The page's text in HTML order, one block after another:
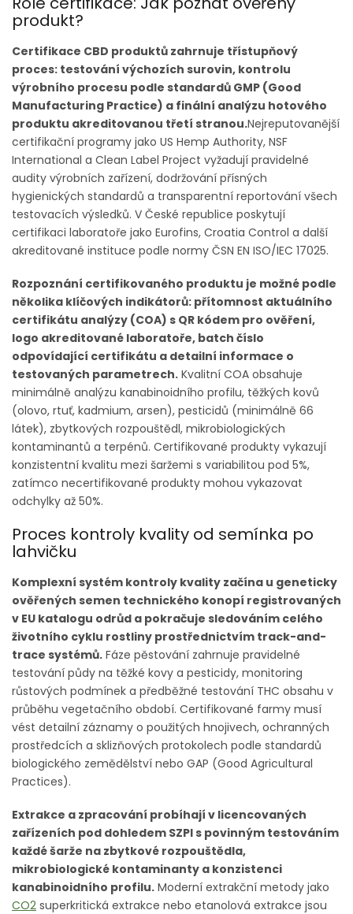
produkt?
Certifikace CBD produktů zahrnuje třístupňový
proces: testování výchozích surovin, kontrolu
výrobního procesu podle standardů GMP (Good
Manufacturing Practice) a finální analýzu hotového
produktu akreditovanou třetí stranou.Nejreputovanější
certifikační programy jako US Hemp Authority, NSF
International a Clean Label Project vyžadují pravidelné
audity výrobních zařízení, dodržování přísných
hygienických standardů a transparentní reportování všech
testovacích výsledků. V České republice poskytují
certifikaci laboratoře jako Eurofins, Croatia Control a další
akreditované instituce podle normy ČSN EN ISO/IEC 17025.
Rozpoznání certifikovaného produktu je možné podle
několika klíčových indikátorů: přítomnost aktuálního
certifikátu analýzy (COA) s QR kódem pro ověření,
logo akreditované laboratoře, batch číslo
odpovídající certifikátu a detailní informace o
testovaných parametrech. Kvalitní COA obsahuje
minimálně analýzu kanabinoidního profilu, těžkých kovů
(olovo, rtuť, kadmium, arsen), pesticidů (minimálně 66
látek), zbytkových rozpouštědl, mikrobiologických
kontaminantů a terpénů. Certifikované produkty vykazují
konzistentní kvalitu mezi šaržemi s variabilitou pod 5%,
zatímco necertifikované produkty mohou vykazovat
odchylky až 50%.
Proces kontroly kvality od semínka po
lahvičku
Komplexní systém kontroly kvality začína u geneticky
ověřených semen technického konopí registrovaných
v EU katalogu odrůd a pokračuje sledováním celého
životního cyklu rostliny prostřednictvím track-and-
trace systémů. Fáze pěstování zahrnuje pravidelné
testování půdy na těžké kovy a pesticidy, monitoring
růstových podmínek a předběžné testování THC obsahu v
průběhu vegetačního období. Certifikované farmy musí
vést detailní záznamy o použitých hnojivech, ochranných
prostředcích a sklizňových protokolech podle standardů
biologického zemědělství nebo GAP (Good Agricultural
Practices).
Extrakce a zpracování probíhají v licencovaných
zařízeních pod dohledem SZPI s povinným testováním
každé šarže na zbytkové rozpouštědla,
mikrobiologické kontaminanty a konzistenci
kanabinoidního profilu. Moderní extrakční metody jako
CO2 superkritická extrakce nebo etanolová extrakce jsou